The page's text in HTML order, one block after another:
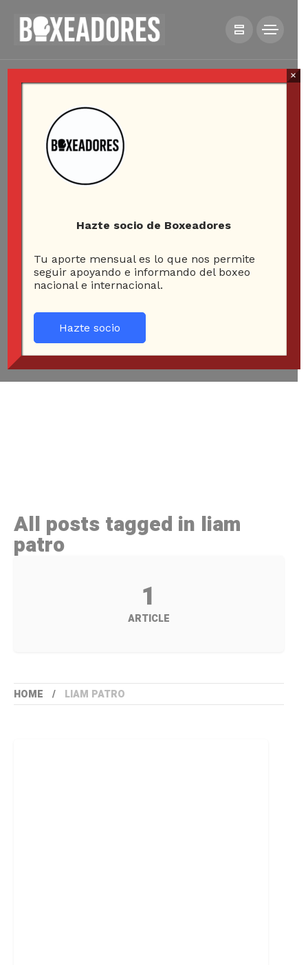
All posts tagged in liam
patro
1
ARTICLE
HOME LIAM PATRO
Hazte socio de Boxeadores
Tu aporte mensual es lo que nos permite
seguir apoyando e informando del boxeo
nacional e internacional.
Hazte socio
×